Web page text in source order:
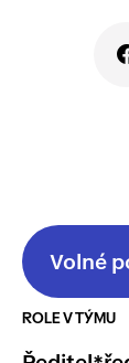
Volné
ROLE V TÝMU